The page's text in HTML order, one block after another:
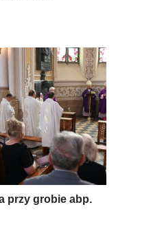
przy grobie abp.